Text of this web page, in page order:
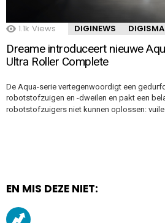
1.1k Views DIGINEWS
Dreame introduceert nieuwe
Ultra Roller Complete
De Aqua-serie vertegenwoordigt een
robotstofzuigen en -dweilen en pakt een
robotstofzuigers niet kunnen oplossen:
EN MIS DEZE NIET: